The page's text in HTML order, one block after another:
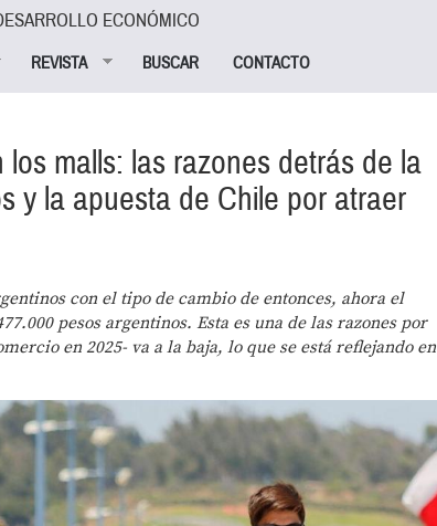
ECONÓMICO
REVISTA BUSCAR CONTACTO
malls: las razones detrás de la
y la apuesta de Chile por atraer
con el tipo de cambio de entonces, ahora el
pesos argentinos. Esta es una de las razones por
en 2025- va a la baja, lo que se está reflejando en